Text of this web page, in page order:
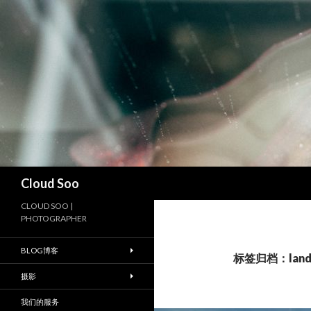
Cloud Soo
标签归档：land
CLOUD SOO |
PHOTOGRAPHER
BLOG博客
摄影
我们的服务